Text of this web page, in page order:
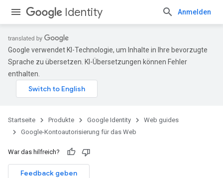
Identity Anmelden
Google verwendet KI-Technologie, um Inhalte in Ihre bevorzugte
Sprache zu übersetzen. KI-Übersetzungen können Fehler
enthalten.
Startseite Produkte Google Identity
Web guides
Google-Kontoautorisierung für das Web
War das hilfreich?
Feedback geben